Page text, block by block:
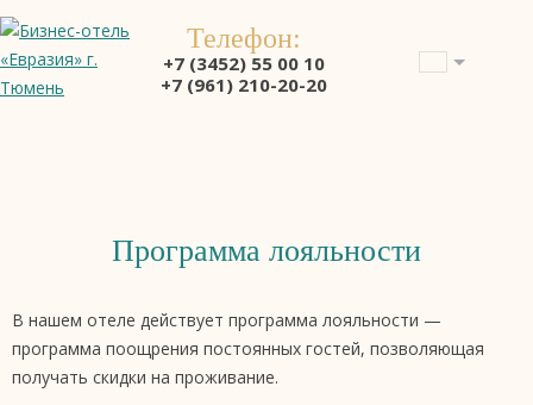
Телефон:
+7 (3452) 55 00 10
+7 (961) 210-20-20
Программа лояльности
В нашем отеле действует программа лояльности —
программа поощрения постоянных гостей, позволяющая
получать скидки на проживание.